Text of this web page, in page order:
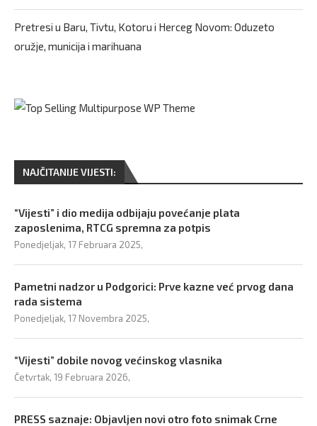
Pretresi u Baru, Tivtu, Kotoru i Herceg Novom: Oduzeto
oružje, municija i marihuana
NAJČITANIJE VIJESTI:
“Vijesti” i dio medija odbijaju povećanje plata
zaposlenima, RTCG spremna za potpis
Ponedjeljak, 17 Februara 2025,
Pametni nadzor u Podgorici: Prve kazne već prvog dana
rada sistema
Ponedjeljak, 17 Novembra 2025,
“Vijesti” dobile novog većinskog vlasnika
Četvrtak, 19 Februara 2026,
PRESS saznaje: Objavljen novi otro foto snimak Crne